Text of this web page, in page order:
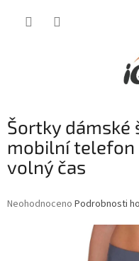
Šortky dámské
mobilní telefon
volný čas
Průměrné
Neohodnoceno Podrobnosti